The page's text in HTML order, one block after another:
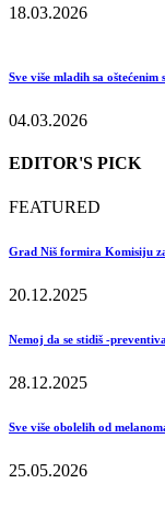
18.03.2026
Sve više mladih sa
04.03.2026
EDITOR'S PICK
FEATURED
Grad Niš formira Komisiju
20.12.2025
Nemoj da se stidiš -preventiva
28.12.2025
Sve više obolelih od
25.05.2026